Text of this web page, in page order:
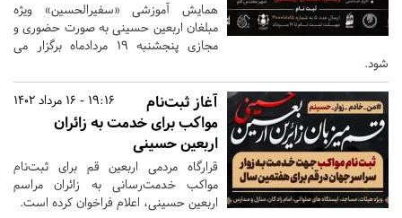
همایش آموزشی «سفیرالحسین» ویژه
مبلغان اربعین حسینی به صورت حضوری و
مجازی پنجشنبه 19 مردادماه برگزار می
شود.
19:16 - 16 مرداد 1402
آغاز ثبت‌نام
مواکب برای خدمت به زائران
اربعین حسینی
قرارگاه‌ مردمی اربعین قم برای ثبت‌نام
مواکب خدمت‌رسانی به زائران مراسم
اربعین حسینی، اعلام فراخوان کرده است.